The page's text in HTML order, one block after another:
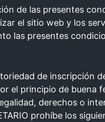
de las presentes
el sitio web y los
las presentes
de inscripción
principio de buena
derechos o
prohíbe los